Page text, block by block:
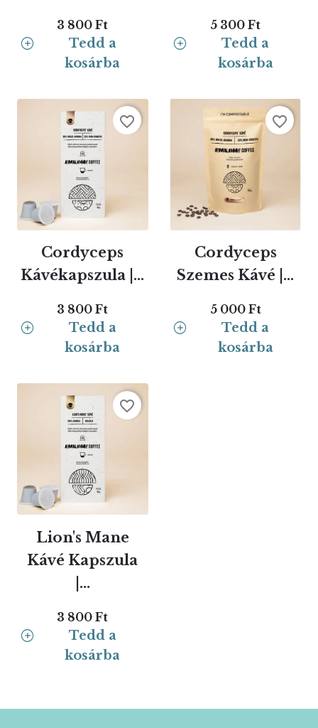
3 800 Ft
Tedd a
kosárba
5 300 Ft
Tedd a
kosárba
Cordyceps
Kávékapszula |...
3 800 Ft
Tedd a
kosárba
favorite_border
Cordyceps
Szemes Kávé |...
5 000 Ft
Tedd a
kosárba
favorite_border
Lion's Mane
Kávé Kapszula
|...
3 800 Ft
Tedd a
kosárba
favorite_border